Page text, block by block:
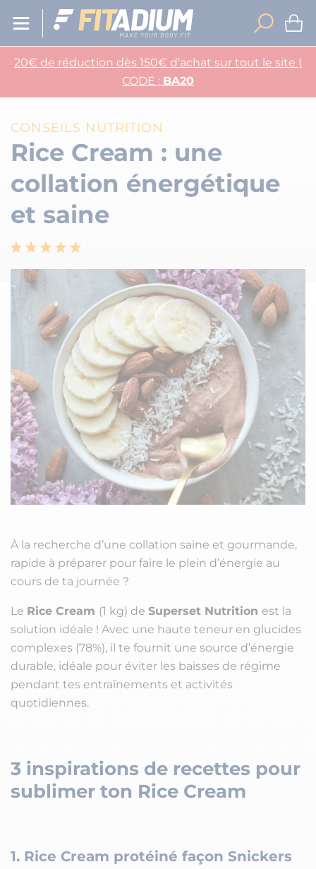
20€ de réduction dès 150€ d’achat sur tout le site |
CODE : BA20
CONSEILS NUTRITION
Rice Cream : une
collation énergétique
et saine
À la recherche d’une collation saine et gourmande,
rapide à préparer pour faire le plein d’énergie au
cours de ta journée ?
Le Rice Cream (1 kg) de Superset Nutrition est la
solution idéale ! Avec une haute teneur en glucides
complexes (78%), il te fournit une source d’énergie
durable, idéale pour éviter les baisses de régime
pendant tes entraînements et activités
quotidiennes.
3 inspirations de recettes pour
sublimer ton Rice Cream
1. Rice Cream protéiné façon Snickers